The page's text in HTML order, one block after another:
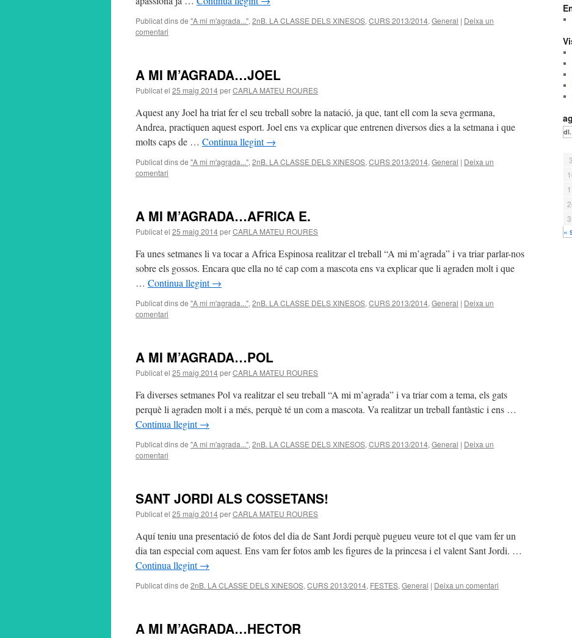
Publicat dins de "A mi m'agrada...", 2nB. LA CLASSE DELS XINESOS, CURS 2013/2014, General | Deixa un
comentari
A MI M’AGRADA…JOEL
Publicat el 25 maig 2014perCARLA MATEU ROURES
Aquest any Joel ha triat fer el seu treball sobre la natació, ja que, tant ell com la seva germana,
Andrea, practiquen aquest esport. Joel ens va explicar que entrenen diversos dies a la setmana i que
molts caps de … Continua llegint→
Publicat dins de "A mi m'agrada...", 2nB. LA CLASSE DELS XINESOS, CURS 2013/2014, General | Deixa un
comentari
A MI M’AGRADA…AFRICA E.
Publicat el 25 maig 2014perCARLA MATEU ROURES
Fa unes setmanes li va tocar a Africa Espinosa realitzar el treball “A mi m’agrada” i va triar parlar-nos
sobre els gossos. Encara que ella no té cap com a mascota ens va explicar que li agraden molt i que
… Continua llegint→
Publicat dins de "A mi m'agrada...", 2nB. LA CLASSE DELS XINESOS, CURS 2013/2014, General | Deixa un
comentari
A MI M’AGRADA…POL
Publicat el 25 maig 2014perCARLA MATEU ROURES
Fa diverses setmanes Pol va realitzar el seu treball “A mi m’agrada” i va triar com a tema, els gats
perquè li agraden molt i a més, perquè té un com a mascota. Va realitzar un treball fantàstic i ens …
Continua llegint→
Publicat dins de "A mi m'agrada...", 2nB. LA CLASSE DELS XINESOS, CURS 2013/2014, General | Deixa un
comentari
SANT JORDI ALS COSSETANS!
Publicat el 25 maig 2014perCARLA MATEU ROURES
Aquí teniu una presentació de fotos del dia de Sant Jordi perquè pugueu veure tot el que vam fer un
dia tan especial com aquest. Ens vam fer fotos amb les figures de la princesa i el valent Sant Jordi. …
Continua llegint→
Publicat dins de 2nB. LA CLASSE DELS XINESOS, CURS 2013/2014, FESTES, General | Deixa un comentari
A MI M’AGRADA…HECTOR
dl.
«
3